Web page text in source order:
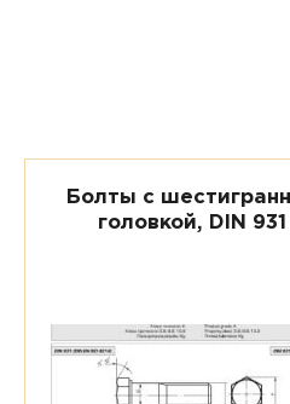
Болты с
головкой, DIN 931